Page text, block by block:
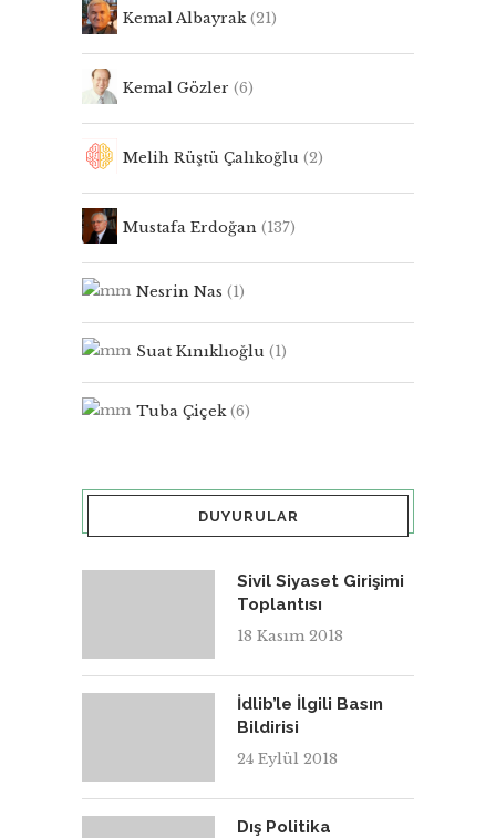
Kemal Albayrak(21)
Kemal Gözler (6)
Melih Rüştü Çalıkoğlu (2)
Mustafa Erdoğan (137)
Nesrin Nas (1)
Suat Kınıklıoğlu (1)
Tuba Çiçek(6)
DUYURULAR
Sivil Siyaset Girişimi
Toplantısı
18 Kasım 2018
İdlib’le İlgili Basın
Bildirisi
24 Eylül 2018
Dış Politika